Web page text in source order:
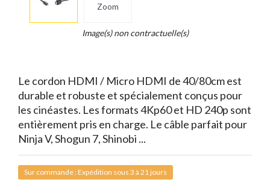
Zoom
Image(s) non contractuelle(s)
Le cordon HDMI / Micro HDMI de 40/80cm est
durable et robuste et spécialement conçus pour
les cinéastes. Les formats 4Kp60 et HD 240p sont
entièrement pris en charge. Le câble parfait pour
Ninja V, Shogun 7, Shinobi ...
Sur commande : Expédition sous 3 à 21 jours